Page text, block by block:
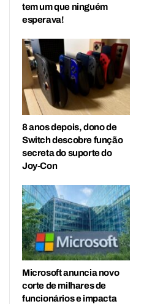
tem um que ninguém
esperava!
8 anos depois, dono de
Switch descobre função
secreta do suporte do
Joy-Con
Microsoft anuncia novo
corte de milhares de
funcionários e impacta